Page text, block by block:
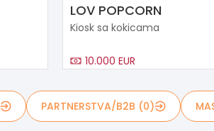
LOV POPCORN
Kiosk sa kokicama
10.000 EUR
PARTNERSTVA/B2B (0)